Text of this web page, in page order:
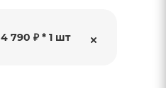
4 790 ₽ * 1 шт